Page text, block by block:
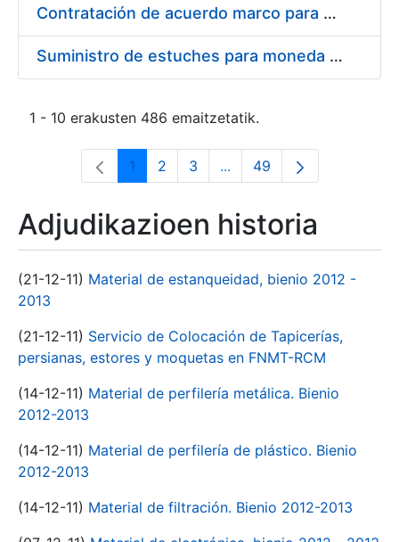
Contratación de acuerdo marco para el Suministro de Material de Electricidad para la Fábrica Nacional de Moneda y Timbre-Real Casa de la Moneda en su centro de trabajo de Burgos
Suministro de estuches para moneda de 30 €
1 - 10 erakusten 486 emaitzetatik.
Orrialdea
1 Orrialdea
2 Orrialdea
3 ...Intermediate Pages Use
Orrialdea
49
Adjudikazioen historia
(21-12-11) Material de estanqueidad, bienio 2012 -
2013
(21-12-11) Servicio de Colocación de Tapicerías,
persianas, estores y moquetas en FNMT-RCM
(14-12-11) Material de perfilería metálica. Bienio
2012-2013
(14-12-11) Material de perfilería de plástico. Bienio
2012-2013
(14-12-11) Material de filtración. Bienio 2012-2013